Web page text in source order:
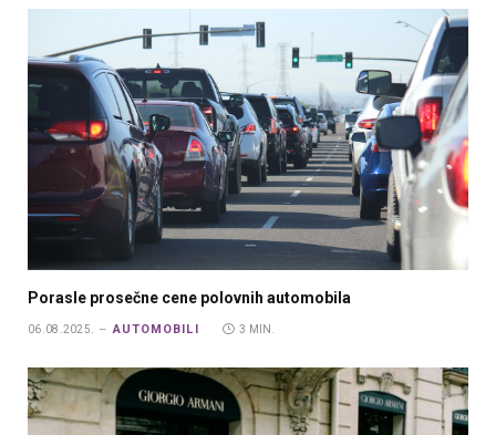
Porasle prosečne cene polovnih automobila
06.08.2025. AUTOMOBILI 3 MIN.